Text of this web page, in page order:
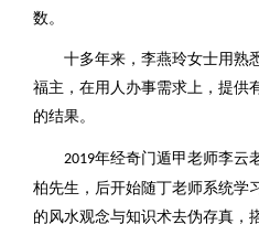
数。
十多年来，李燕玲女士用熟
福主，在用人办事需求上，提供
的结果。
2019年经奇门遁甲老师李云
柏先生，后开始随丁老师系统学
的风水观念与知识术去伪存真，